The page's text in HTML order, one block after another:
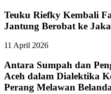
Teuku Riefky Kembali
Jantung Berobat ke
11 April 2026
Antara Sumpah dan
Aceh dalam Dialektika
Perang Melawan